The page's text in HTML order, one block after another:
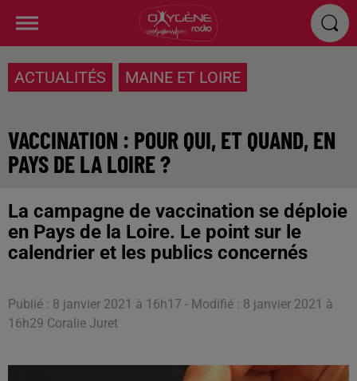
ACTUALITÉS MAINE ET LOIRE
VACCINATION : POUR QUI, ET QUAND, EN
PAYS DE LA LOIRE ?
La campagne de vaccination se déploie
en Pays de la Loire. Le point sur le
calendrier et les publics concernés
Publié : 8 janvier 2021 à 16h17 - Modifié : 8 janvier 2021 à
16h29 Coralie Juret